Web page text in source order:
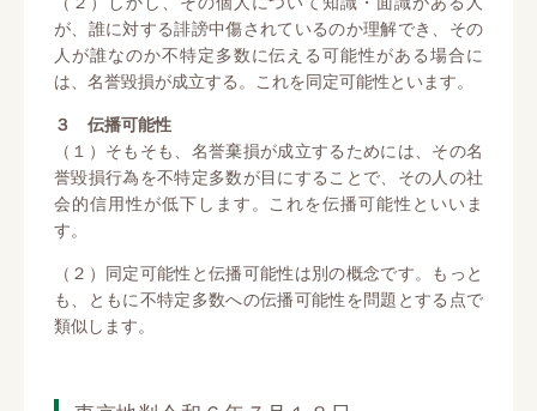
が、誰に対する誹謗中傷されているのか理解でき、その
人が誰なのか不特定多数に伝える可能性がある場合に
は、名誉毀損が成立する。これを同定可能性といます。
３ 伝播可能性
（１）そもそも、名誉棄損が成立するためには、その名
誉毀損行為を不特定多数が目にすることで、その人の社
会的信用性が低下します。これを伝播可能性といいま
す。
（２）同定可能性と伝播可能性は別の概念です。もっと
も、ともに不特定多数への伝播可能性を問題とする点で
類似します。